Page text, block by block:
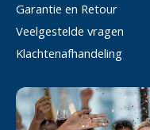
Garantie en Retour
Veelgestelde vragen
Klachtenafhandeling